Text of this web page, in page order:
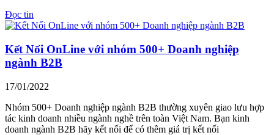
Đọc tin
Kết Nối OnLine với nhóm 500+ Doanh nghiệp
ngành B2B
17/01/2022
Nhóm 500+ Doanh nghiệp ngành B2B thường xuyên giao lưu hợp
tác kinh doanh nhiều ngành nghề trên toàn Việt Nam. Bạn kinh
doanh ngành B2B hãy kết nối để có thêm giá trị kết nối